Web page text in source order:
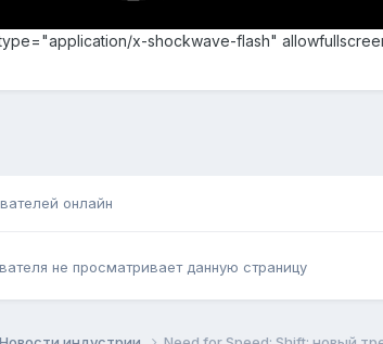
x-shockwave-flash"
онлайн
не просматривает данную страницу